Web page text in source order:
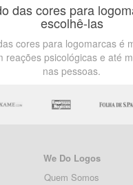
das cores para
escolhê-las
cores para logomarcas é
reações psicológicas e até
nas pessoas.
We Do Logos
Quem Somos